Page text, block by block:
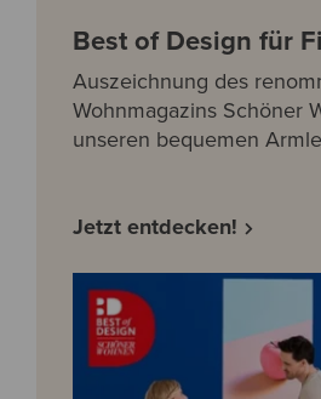
Best of Design für
Auszeichnung des
Wohnmagazins Schöner
unseren bequemen
Jetzt entdecken!